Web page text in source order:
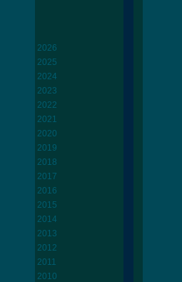
2026
2025
2024
2023
2022
2021
2020
2019
2018
2017
2016
2015
2014
2013
2012
2011
2010